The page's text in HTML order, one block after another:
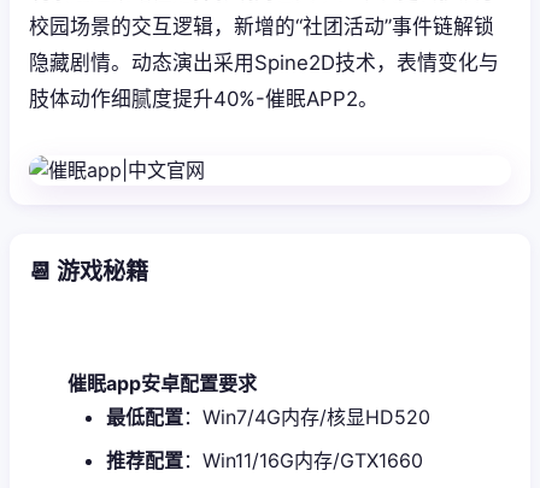
校园场景的交互逻辑，新增的“社团活动”事件链解锁
隐藏剧情。动态演出采用Spine2D技术，表情变化与
肢体动作细腻度提升40%-催眠APP2。
📆 游戏秘籍
催眠app安卓配置要求
​最低配置​​：Win7/4G内存/核显HD520
​推荐配置​​：Win11/16G内存/GTX1660